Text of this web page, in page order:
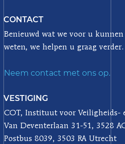
CONTACT
Benieuwd wat we voor u
weten, we helpen u graag verder.
Neem contact met ons op.
VESTIGING
COT, Instituut voor Veiligheids-
Van Deventerlaan 31-51, 3528
Postbus 8039, 3503 RA Utrecht